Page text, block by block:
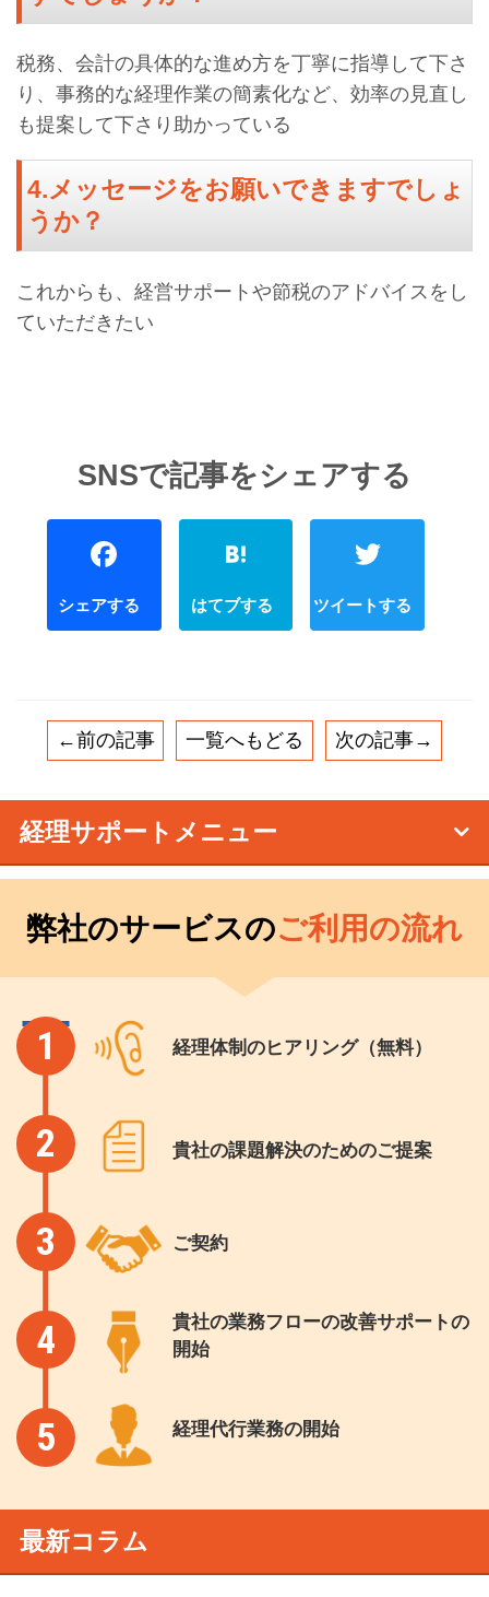
税務、会計の具体的な進め方を丁寧に指導して下さ
り、事務的な経理作業の簡素化など、効率の見直し
も提案して下さり助かっている
4.メッセージをお願いできますでしょ
うか？
これからも、経営サポートや節税のアドバイスをし
ていただきたい
FacebookHatena
←前の記事 一覧へもどる 次の記事→
経理サポートメニュー
弊社のサービスのご利用の流れ
1
2
3
4
5
経理体制のヒアリング（無料）
貴社の課題解決のためのご提案
ご契約
貴社の業務フローの改善サポートの
開始
経理代行業務の開始
最新コラム